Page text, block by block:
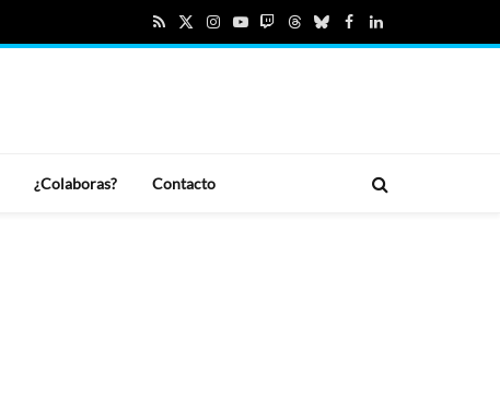
RSSX
Instagram
YouTube
TwitchThreadsBlueskyFacebook
LinkedIn
¿Colaboras? Contacto